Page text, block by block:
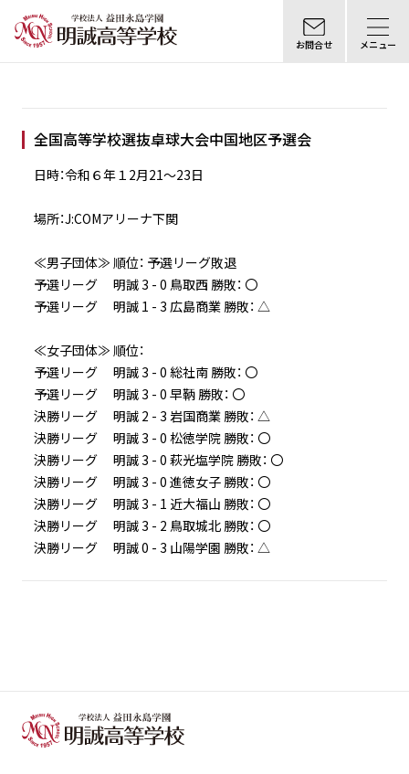
お問合せ メニュー
全国高等学校選抜卓球大会中国地区予選会
日時：令和６年１2月21～23日
場所：J:COMアリーナ下関
≪男子団体≫ 順位： 予選リーグ敗退
予選リーグ 明誠 3 - 0 鳥取西 勝敗： 〇
予選リーグ 明誠 1 - 3 広島商業 勝敗： △
≪女子団体≫ 順位：
予選リーグ 明誠 3 - 0 総社南 勝敗： 〇
予選リーグ 明誠 3 - 0 早鞆 勝敗： 〇
決勝リーグ 明誠 2 - 3 岩国商業 勝敗： △
決勝リーグ 明誠 3 - 0 松徳学院 勝敗： 〇
決勝リーグ 明誠 3 - 0 萩光塩学院 勝敗： 〇
決勝リーグ 明誠 3 - 0 進徳女子 勝敗： 〇
決勝リーグ 明誠 3 - 1 近大福山 勝敗： 〇
決勝リーグ 明誠 3 - 2 鳥取城北 勝敗： 〇
決勝リーグ 明誠 0 - 3 山陽学園 勝敗： △